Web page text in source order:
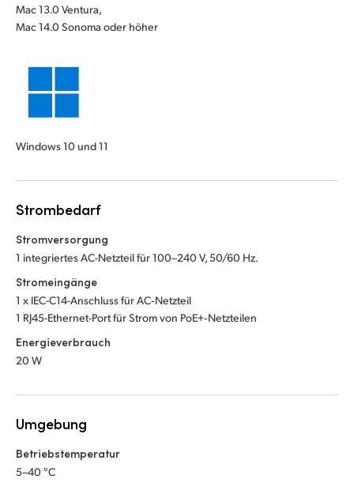
Mac 13.0 Ventura,
Mac 14.0 Sonoma oder höher
Windows 10 und 11
Strombedarf
Stromversorgung
1 integriertes AC-Netzteil für 100–240 V, 50/60 Hz.
Stromeingänge
1 x IEC-C14-Anschluss für AC‑Netzteil
1 RJ45-Ethernet-Port für Strom von PoE+‑Netzteilen
Energieverbrauch
20 W
Umgebung
Betriebstemperatur
5–40 °C